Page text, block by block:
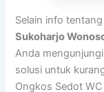
Selain info tentang
Sukoharjo
Anda
solusi untuk
Ongkos Sedot